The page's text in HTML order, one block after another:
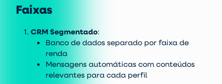
Faixas
CRM Segmentado:
Banco de dados separado por faixa de
renda
Mensagens automáticas com conteúdos
relevantes para cada perfil